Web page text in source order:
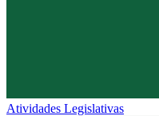
Atividades Legislativas